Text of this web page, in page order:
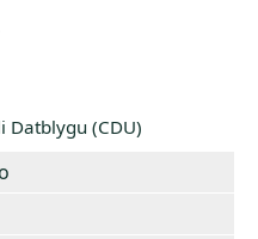
Datblygu (CDU)